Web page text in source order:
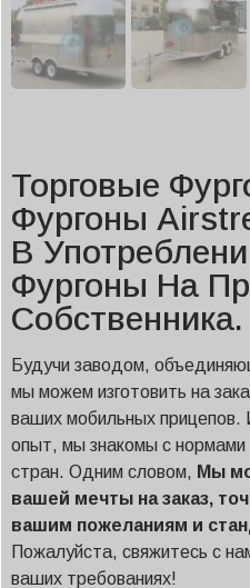
Торговые
Фургоны
В
Фургоны На
Собственника.
Будучи заводом,
мы можем изготовить на
ваших мобильных прицепов.
опыт, мы знакомы с нормами
стран. Одним словом, Мы
вашей мечты на заказ,
вашим пожеланиям и
Пожалуйста, свяжитесь с
ваших требованиях!